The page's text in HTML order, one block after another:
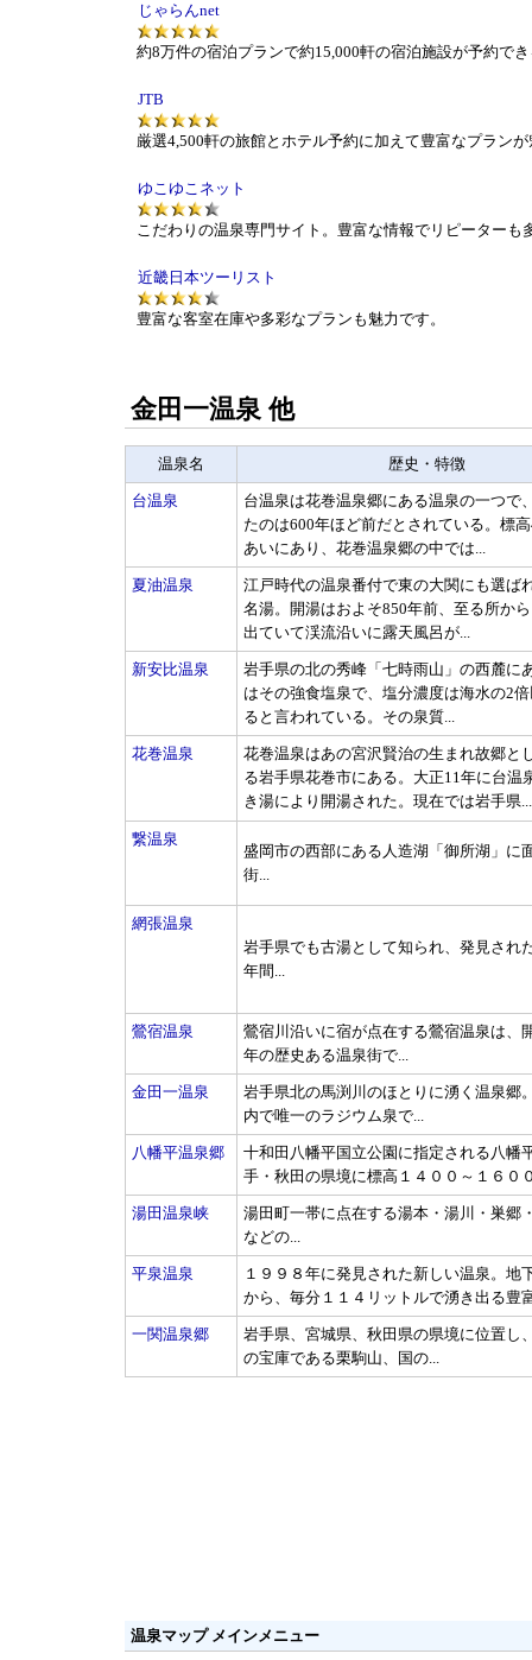
じゃらんnet
約8万件の宿泊プランで約15,000軒の宿泊施設が予約で
JTB
厳選4,500軒の旅館とホテル予約に加えて豊富なプラン
ゆこゆこネット
こだわりの温泉専門サイト。豊富な情報でリピーターも
近畿日本ツーリスト
豊富な客室在庫や多彩なプランも魅力です。
金田一温泉 他
温泉名 歴史・特徴
台温泉
台温泉は花巻温泉郷にある温泉の一つで
たのは600年ほど前だとされている。標
あいにあり、花巻温泉郷の中では...
夏油温泉
江戸時代の温泉番付で東の大関にも選ば
名湯。開湯はおよそ850年前、至る所か
出ていて渓流沿いに露天風呂が...
新安比温泉
岩手県の北の秀峰「七時雨山」の西麓に
はその強食塩泉で、塩分濃度は海水の2
ると言われている。その泉質...
花巻温泉
花巻温泉はあの宮沢賢治の生まれ故郷と
る岩手県花巻市にある。大正11年に台温
き湯により開湯された。現在では岩手県...
繋温泉
盛岡市の西部にある人造湖「御所湖」に
街
網張温泉
岩手県でも古湯として知られ、発見され
年間
鶯宿温泉
鶯宿川沿いに宿が点在する鶯宿温泉は、
年の歴史ある温泉街で
金田一温泉
岩手県北の馬渕川のほとりに湧く温泉郷
内で唯一のラジウム泉で
八幡平温泉郷
十和田八幡平国立公園に指定される八幡
手・秋田の県境に標高１４００～１６０
湯田温泉峡
湯田町一帯に点在する湯本・湯川・巣郷
などの...
平泉温泉
１９９８年に発見された新しい温泉。地
から、毎分１１４リットルで湧き出る豊
一関温泉郷
岩手県、宮城県、秋田県の県境に位置し
の宝庫である栗駒山、国の...
温泉マップ メインメニュー